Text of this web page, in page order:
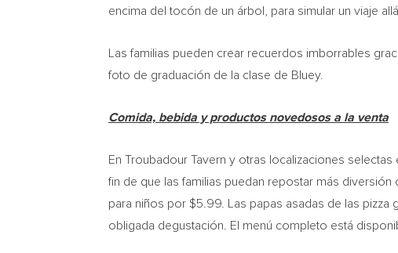
encima del tocón de un árbol, para simular un viaje
Las familias pueden crear recuerdos imborrables
foto de graduación de la clase de Bluey.
Comida, bebida y productos novedosos a la venta
En Troubadour Tavern y otras localizaciones
fin de que las familias puedan repostar más
para niños por $5.99. Las papas asadas de las
obligada degustación. El menú completo está